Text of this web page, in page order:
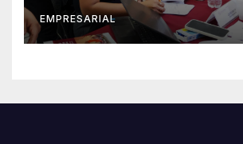
EMPRESARIAL